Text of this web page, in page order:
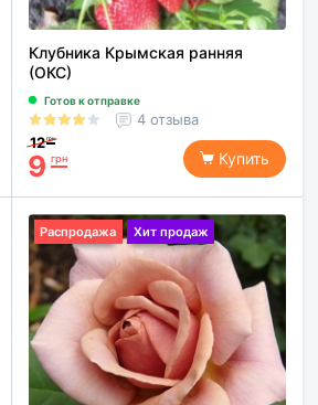
Клубника Крымская ранняя
(ОКС)
Готов к отправке
4 отзыва
12 грн
9 грн Купить
Распродажа Хит продаж